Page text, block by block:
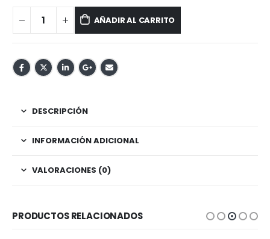
AÑADIR AL CARRITO
DESCRIPCIÓN
INFORMACIÓN ADICIONAL
VALORACIONES (0)
PRODUCTOS RELACIONADOS